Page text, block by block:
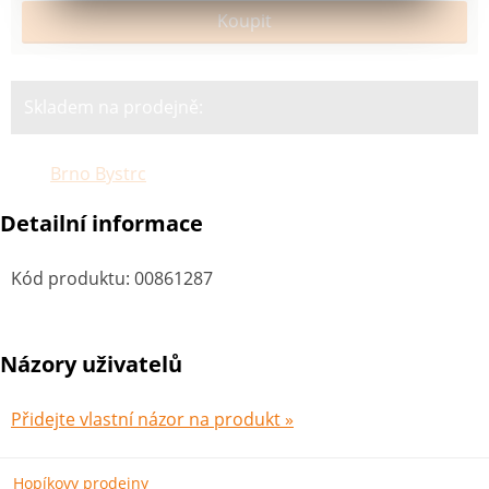
Brno Bystrc
Detailní informace
Kód produktu: 00861287
Názory uživatelů
Přidejte vlastní názor na produkt »
Hopíkovy prodejny